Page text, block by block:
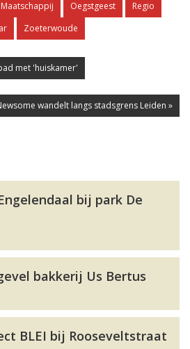
Maatschappij Oegstgeest
Regio
Zoeterwoude
met 'huiskamer'
wandelt langs stadsgrens Leiden »
bij park De
bakkerij Us Bertus
BLEI bij Rooseveltstraat